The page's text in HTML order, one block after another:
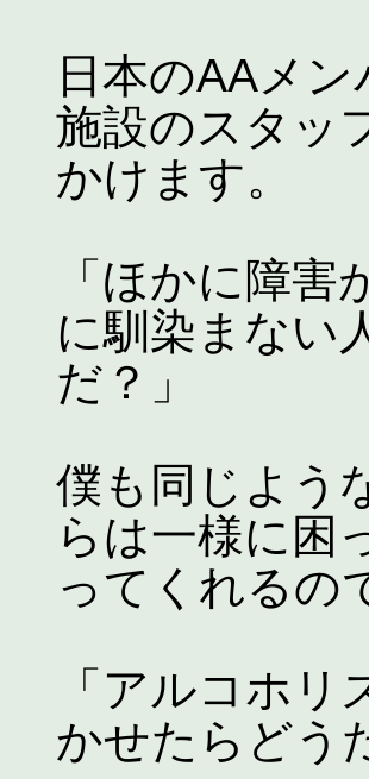
日本のAAメ
施設のスタッ
かけます。
「ほかに障
に馴染まない
だ？」
僕も同じよう
らは一様に困
ってくれるの
「アルコホ
かせたらどう